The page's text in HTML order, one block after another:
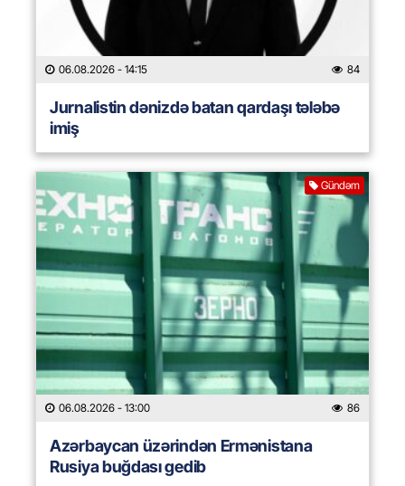
06.08.2026 - 14:15 84
Jurnalistin dənizdə batan qardaşı tələbə
imiş
Gündəm
06.08.2026 - 13:00 86
Azərbaycan üzərindən Ermənistana
Rusiya buğdası gedib